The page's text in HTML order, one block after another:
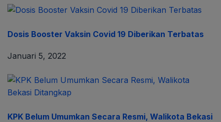
Dosis Booster Vaksin Covid 19 Diberikan Terbatas
Januari 5, 2022
KPK Belum Umumkan Secara Resmi, Walikota Bekasi